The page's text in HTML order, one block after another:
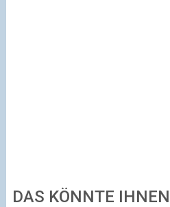
DAS KÖNNTE